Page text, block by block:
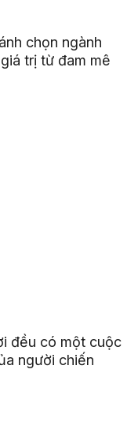
chọn ngành
trị từ đam mê
đều có một cuộc
người chiến